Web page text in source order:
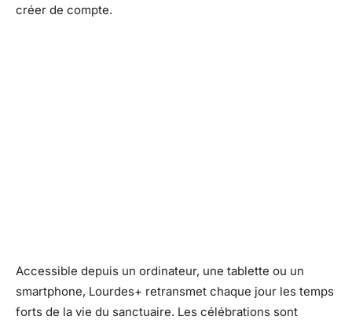
créer de compte.
Accessible depuis un ordinateur, une tablette ou un
smartphone, Lourdes+ retransmet chaque jour les temps
forts de la vie du sanctuaire. Les célébrations sont